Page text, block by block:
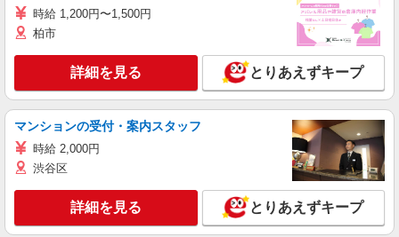
時給 1,200円〜1,500円
柏市
詳細を見る とりあえずキープ
マンションの受付・案内スタッフ
時給 2,000円
渋谷区
詳細を見る とりあえずキープ